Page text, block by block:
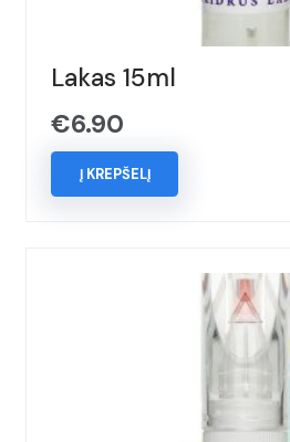
Lakas 15ml
€6.90
Į KREPŠELĮ